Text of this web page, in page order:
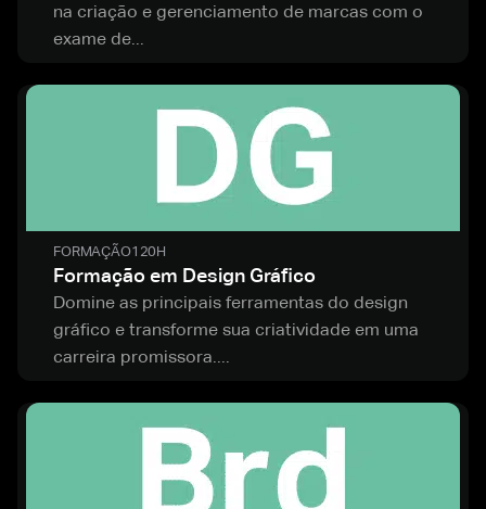
na criação e gerenciamento de marcas com o
exame de...
FORMAÇÃO120H
Formação em Design Gráfico
Domine as principais ferramentas do design
gráfico e transforme sua criatividade em uma
carreira promissora....